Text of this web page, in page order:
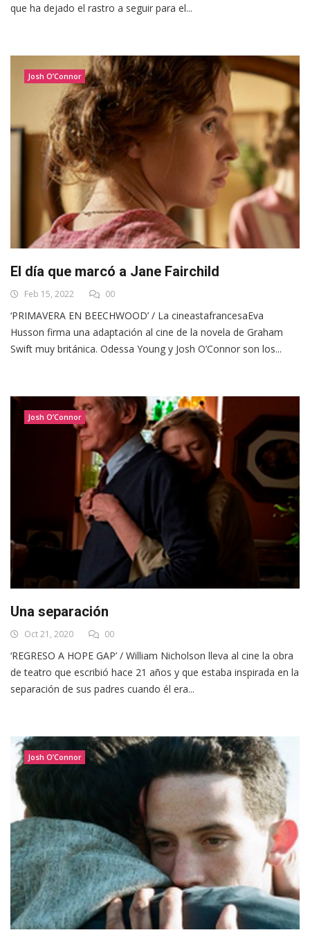
que ha dejado el rastro a seguir para el...
Josh O’Connor
El día que marcó a Jane Fairchild
Feb 15, 2022 00
‘PRIMAVERA EN BEECHWOOD’ / La cineastafrancesaEva
Husson firma una adaptación al cine de la novela de Graham
Swift muy británica. Odessa Young y Josh O’Connor son los...
Josh O’Connor
Una separación
Oct 21, 2020 00
‘REGRESO A HOPE GAP’ / William Nicholson lleva al cine la obra
de teatro que escribió hace 21 años y que estaba inspirada en la
separación de sus padres cuando él era...
Josh O’Connor